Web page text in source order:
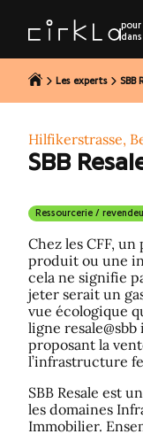
contenu
pour
Les experts SBB
Hilfikerstrasse,
SBB
Ressourcerie /
Chez les CFF,
produit ou une
cela ne signifie
jeter serait un
vue écologique
ligne
proposant la
l’infrastructure
SBB Resale est
les domaines
Immobilier.